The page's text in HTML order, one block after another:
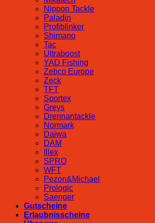
Nippon Tackle
Paladin
Profiblinker
Shimano
Tac
Ultraboost
YAD Fishing
Zebco Europe
Zeck
TFT
Sportex
Greys
Drennantackle
Normark
Daiwa
DAM
Illex
SPRO
WFT
Pezon&Michael
Prologic
Saenger
Gutscheine
Erlaubnisscheine